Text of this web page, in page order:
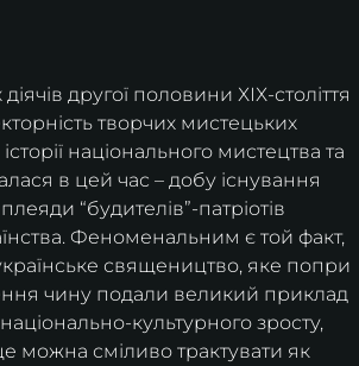
другої половини ХІХ-століття
творчих мистецьких
національного мистецтва та
в цей час – добу існування
“будителів”-патріотів
Феноменальним є той факт,
священицтво, яке попри
чину подали великий приклад
культурного зросту,
можна сміливо трактувати як